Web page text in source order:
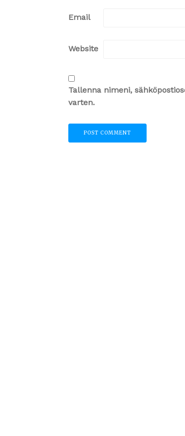
Email
Website
Tallenna nimeni,
varten.